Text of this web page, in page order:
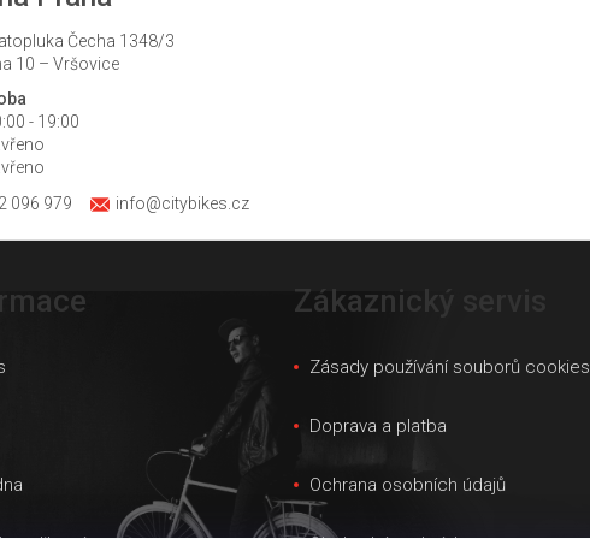
Čecha 1348/3
10 – Vršovice
- 19:00
096 979
info@citybikes.cz
Zákaznický servis
Zásady používání souborů cookies
Doprava a platba
Ochrana osobních údajů